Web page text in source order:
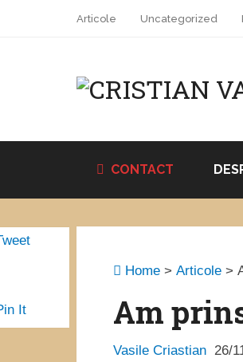
Articole Uncategorized
CONTACT
Home >Articole >
Am
Vasile Criastian 26/
It